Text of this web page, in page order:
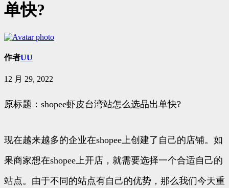
单快?
作者UU
12 月 29, 2022
原标题：shopee虾皮台湾站怎么选品出单快?
现在越来越多的企业在shopee上创建了自己的店铺。如
果商家想在shopee上开店，就需要选择一个合适自己的
站点。由于不同的站点有自己的优势，那么我们今天重